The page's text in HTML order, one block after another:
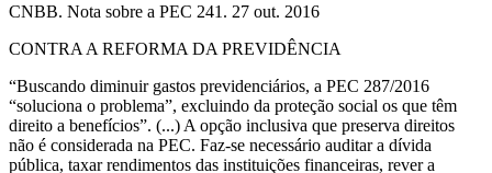
CNBB. Nota sobre a PEC 241. 27 out. 2016
CONTRA A REFORMA DA PREVIDÊNCIA
“Buscando diminuir gastos previdenciários, a PEC 287/2016
“soluciona o problema”, excluindo da proteção social os que têm
direito a benefícios”. (...) A opção inclusiva que preserva direitos
não é considerada na PEC. Faz-se necessário auditar a dívida
pública, taxar rendimentos das instituições financeiras, rever a